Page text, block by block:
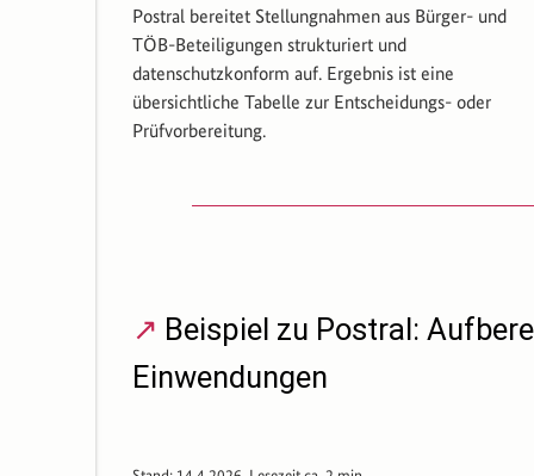
Postral bereitet Stellungnahmen aus Bürger- und
TÖB-Beteiligungen strukturiert und
datenschutzkonform auf. Ergebnis ist eine
übersichtliche Tabelle zur Entscheidungs- oder
Prüfvorbereitung.
Beispiel zu Postral:
Einwendungen